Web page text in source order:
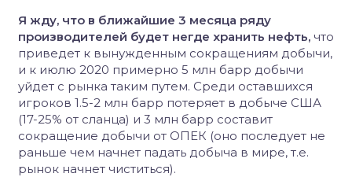
Я жду, что в ближайшие 3 месяца ряду
производителей будет негде хранить нефть, что
приведет к вынужденным сокращениям добычи,
и к июлю 2020 примерно 5 млн барр добычи
уйдет с рынка таким путем. Среди оставшихся
игроков 1.5-2 млн барр потеряет в добыче США
(17-25% от сланца) и 3 млн барр составит
сокращение добычи от ОПЕК (оно последует не
раньше чем начнет падать добыча в мире, т.е.
рынок начнет чиститься).